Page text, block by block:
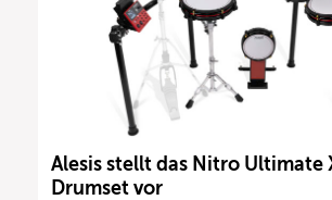
Alesis stellt das Nitro Ultimate
Drumset vor